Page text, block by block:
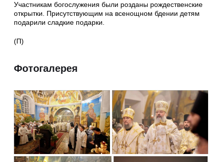
Участникам богослужения были розданы рождественские
открытки. Присутствующим на всенощном бдении детям
подарили сладкие подарки.
(П)
Фотогалерея